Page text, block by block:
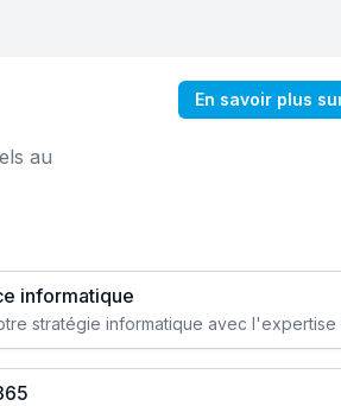
En savoir plus
au
informatique